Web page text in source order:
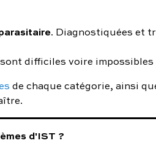
. Diagnostiquées et
difficiles voire impossibles
de chaque catégorie, ainsi
d'IST ?